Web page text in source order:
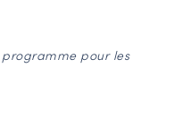
pour les